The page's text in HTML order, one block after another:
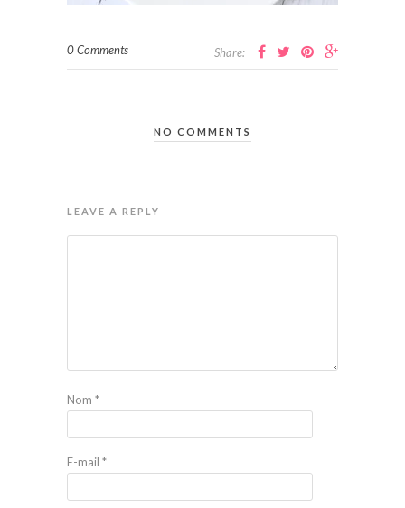
0 Comments Share:
NO COMMENTS
LEAVE A REPLY
Nom *
E-mail *